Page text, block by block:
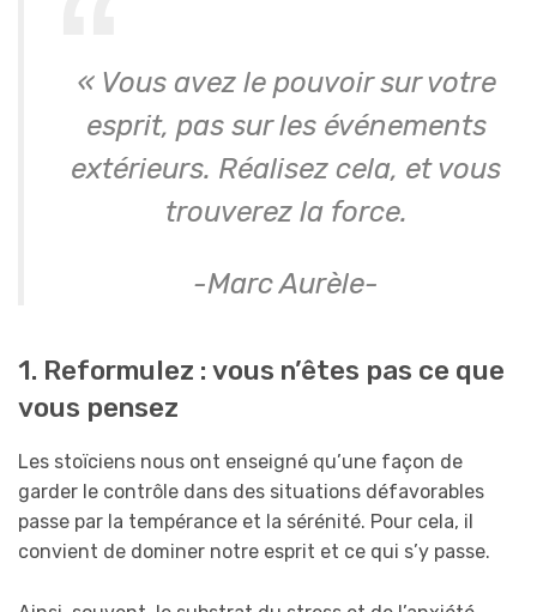
« Vous avez le pouvoir sur votre
esprit, pas sur les événements
extérieurs. Réalisez cela, et vous
trouverez la force.
-Marc Aurèle-
1. Reformulez : vous n’êtes pas ce que
vous pensez
Les stoïciens nous ont enseigné qu’une façon de
garder le contrôle dans des situations défavorables
passe par la tempérance et la sérénité. Pour cela, il
convient de dominer notre esprit et ce qui s’y passe.